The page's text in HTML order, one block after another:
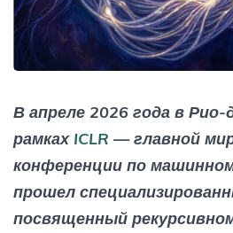
В апреле 2026 года в
рамках ICLR — главной
конференции по
прошел
посвященный